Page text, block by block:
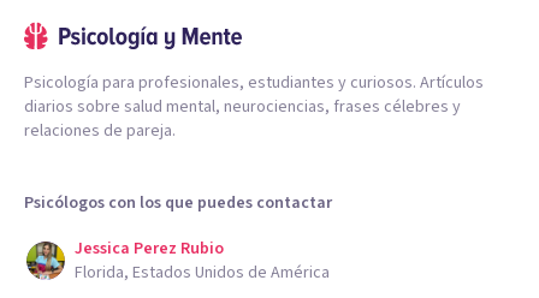
Psicología para profesionales, estudiantes y curiosos. Artículos
diarios sobre salud mental, neurociencias, frases célebres y
relaciones de pareja.
Psicólogos con los que puedes contactar
Jessica Perez Rubio
Florida, Estados Unidos de América